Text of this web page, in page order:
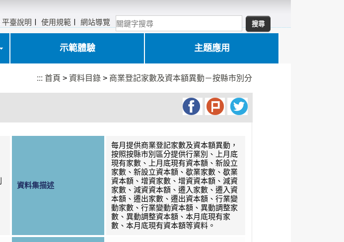
平臺說明 〡使用規範 〡網站導覽
示範體驗 主題應用
::: 首頁 >資料目錄 > 商業登記家數及資本額異動－按縣市別分
資料集描述
每月提供商業登記家數及資本額異動，
按照按縣市別區分提供行業別、上月底
現有家數、上月底現有資本額、新設立
家數、新設立資本額、歇業家數、歇業
資本額、增資家數、增資資本額、減資
家數、減資資本額、遷入家數、遷入資
本額、遷出家數、遷出資本額、行業變
動家數、行業變動資本額、異動調整家
數、異動調整資本額、本月底現有家
數、本月底現有資本額等資料。